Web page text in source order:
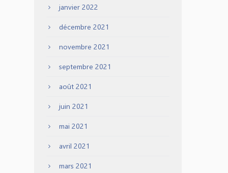
janvier 2022
décembre 2021
novembre 2021
septembre 2021
août 2021
juin 2021
mai 2021
avril 2021
mars 2021